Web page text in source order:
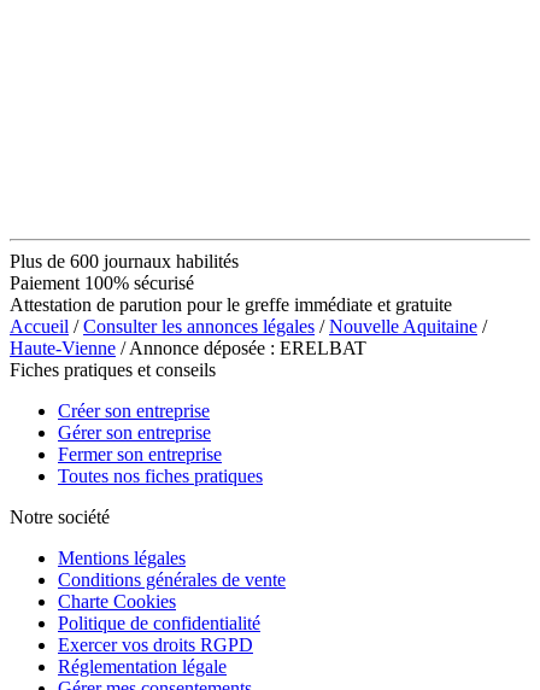
Plus de 600 journaux habilités
Paiement 100% sécurisé
Attestation de parution pour le greffe immédiate et gratuite
Accueil /Consulter les annonces légales /Nouvelle Aquitaine /
Haute-Vienne / Annonce déposée : ERELBAT
Fiches pratiques et conseils
Créer son entreprise
Gérer son entreprise
Fermer son entreprise
Toutes nos fiches pratiques
Notre société
Mentions légales
Conditions générales de vente
Charte Cookies
Politique de confidentialité
Exercer vos droits RGPD
Réglementation légale